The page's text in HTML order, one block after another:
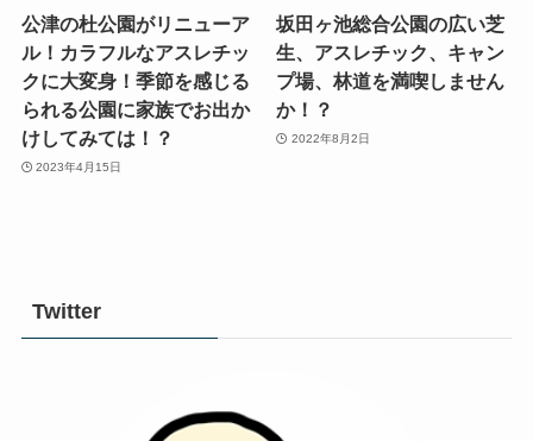
公津の杜公園がリニューア
ル！カラフルなアスレチッ
クに大変身！季節を感じる
られる公園に家族でお出か
けしてみては！？
2023年4月15日
坂田ヶ池総合公園の広い芝
生、アスレチック、キャン
プ場、林道を満喫しません
か！？
2022年8月2日
Twitter